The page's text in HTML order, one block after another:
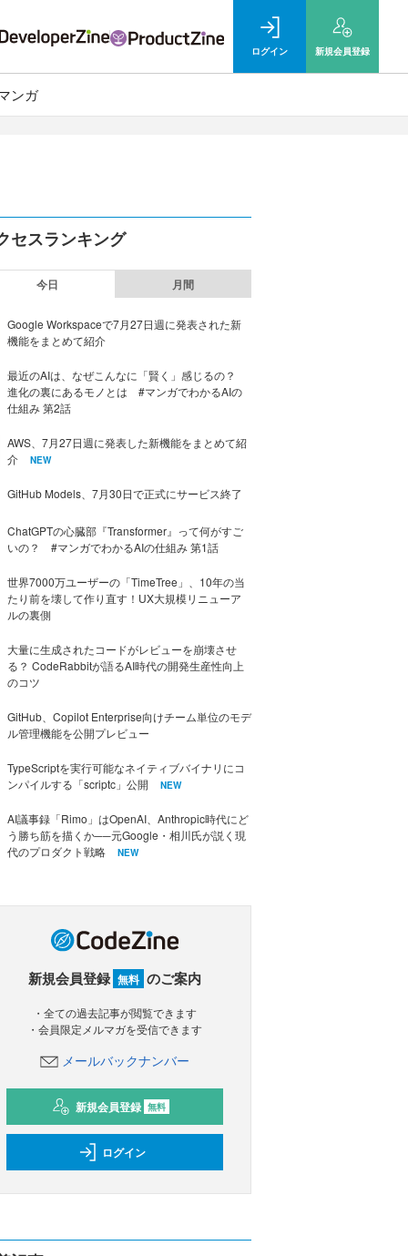
ログイン 新規会員登録
ンガ
セスランキング
今日 月間
Google Workspaceで7月27日週に発表された新
機能をまとめて紹介
最近のAIは、なぜこんなに「賢く」感じるの？
進化の裏にあるモノとは #マンガでわかるAIの
仕組み 第2話
AWS、7月27日週に発表した新機能をまとめて紹
介
NEW
GitHub Models、7月30日で正式にサービス終了
ChatGPTの心臓部『Transformer』って何がすご
いの？ #マンガでわかるAIの仕組み 第1話
世界7000万ユーザーの「TimeTree」、10年の当
たり前を壊して作り直す！UX大規模リニューア
ルの裏側
大量に生成されたコードがレビューを崩壊させ
る？ CodeRabbitが語るAI時代の開発生産性向上
のコツ
GitHub、Copilot Enterprise向けチーム単位のモデ
ル管理機能を公開プレビュー
TypeScriptを実行可能なネイティブバイナリにコ
ンパイルする「scriptc」公開
NEW
AI議事録「Rimo」はOpenAI、Anthropic時代にど
う勝ち筋を描くか──元Google・相川氏が説く現
代のプロダクト戦略
NEW
新規会員登録 無料 のご案内
・全ての過去記事が閲覧できます
・会員限定メルマガを受信できます
メールバックナンバー
新規会員登録 無料
ログイン